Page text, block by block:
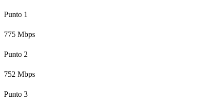
Punto 1
775 Mbps
Punto 2
752 Mbps
Punto 3